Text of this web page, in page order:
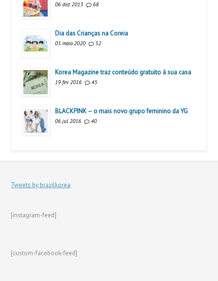
06 dez 2013 68
Dia das Crianças na Coreia
05 maio 2020 52
Korea Magazine traz conteúdo gratuito à sua casa
19 fev 2016 45
BLACKPINK – o mais novo grupo feminino da YG
06 jul 2016 40
Tweets by brazilkorea
[instagram-feed]
[custom-facebook-feed]